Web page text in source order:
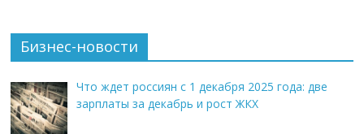
Бизнес-новости
Что ждет россиян с 1 декабря 2025 года: две
зарплаты за декабрь и рост ЖКХ